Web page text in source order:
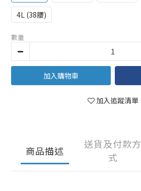
4L (38腰)
數量
加入購物車
加入追蹤清單
商品描述
送貨及付款方
式